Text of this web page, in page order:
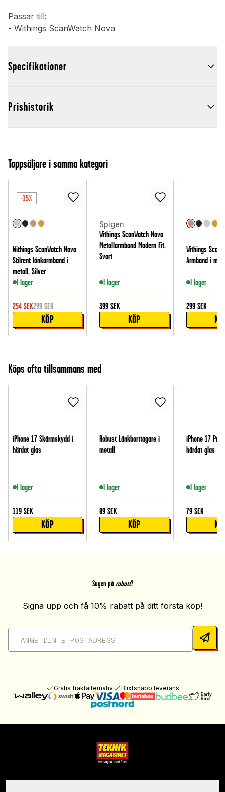
Passar till:
- Withings ScanWatch Nova
Specifikationer
Prishistorik
Toppsäljare i samma kategori
-15%
Withings ScanWatch Nova
Stilrent länkarmband i
metall, Silver
I lager
254 SEK299 SEK
KÖP
Spigen
Withings ScanWatch Nova
Metallarmband Modern Fit,
Svart
I lager
399 SEK
KÖP
Withings
Armband i
I lager
299 SEK
Köps ofta tillsammans med
iPhone 17 Skärmskydd i
härdat glas
I lager
119 SEK
KÖP
Robust Länkborttagare i
metall
I lager
89 SEK
KÖP
iPhone 17 Pro
härdat glas
I lager
79 SEK
Sugen på rabatt?
Signa upp och få 10% rabatt på ditt första köp!
Gratis fraktalternativ Blixtsnabb leverans